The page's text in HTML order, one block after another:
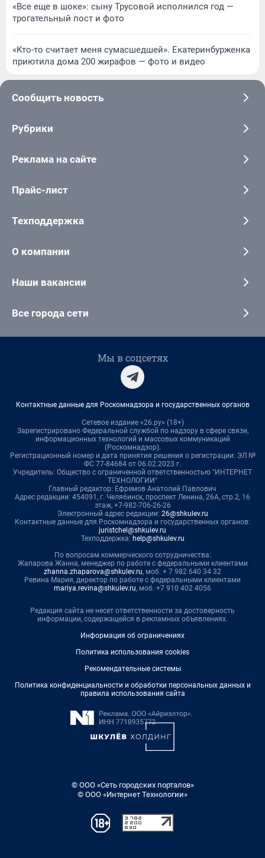
«Все еще в шоке»: сыну Трусовой исполнился год —
трогательный пост и фото
«Кто-то считает меня сумасшедшей». Екатеринбурженка
приютила дома 200 жирафов — фото и видео
Сообщить новость
Рубрики
Реклама на сайте
Прайс-лист
Техподдержка
О компании
Наши вакансии
Все города сети
Мы в соцсетях
Контактные данные для Роскомнадзора и государственных органов
Сетевое издание «26.ру» (18+)
Зарегистрировано Федеральной службой по надзору в сфере связи,
информационных технологий и массовых коммуникаций
(Роскомнадзор).
Регистрационный номер и дата принятия решения о регистрации: ЭЛ №
ФС 77-84684 от 06.02.2023 г.
Учредитель: Общество с ограниченной ответственностью "ИНТЕРНЕТ
ТЕХНОЛОГИИ"
Главный редактор: Ефремов Анатолий Павлович
Адрес редакции: 454091, г. Челябинск, проспект Ленина, 26А, стр.2, 16
этаж, +7-982-706-26-26
Электронный адрес редакции: 26@shkulev.ru
Контактные данные для Роскомнадзора и государственных органов:
juristchel@shkulev.ru
Техподдержка: help@shkulev.ru
По вопросам коммерческого сотрудничества:
Жапарова Жанна, менеджер по работе с федеральными клиентами
zhanna.zhaparova@shkulev.ru, моб. + 7 982 640 34 32
Ревина Мария, директор по работе с федеральными клиентами
mariya.revina@shkulev.ru, моб. +7 910 402 4056
Редакция сайта не несет ответственности за достоверность
информации, содержащейся в рекламных объявлениях.
Информация об ограничениях
Политика использования cookies
Рекомендательные системы
Политика конфиденциальности и обработки персональных данных и
правила использования сайта
© ООО «Сеть городских порталов»
© ООО «Интернет Технологии»